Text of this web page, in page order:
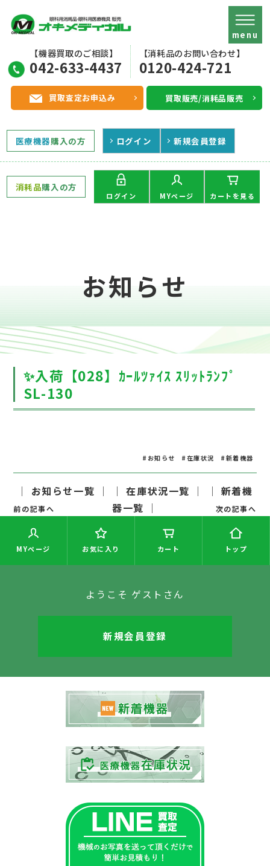
【機器買取のご相談】
042-633-4437
【消耗品のお問い合わせ】
0120-424-721
買取査定お申込み 買取販売/消耗品販売
menu
医療機器購入の方 ログイン 新規会員登録
消耗品購入の方
ログイン MYページ カートを見る
お知らせ
✨入荷【028】ｶｰﾙﾂｧｲｽ ｽﾘｯﾄﾗﾝﾌﾟ
SL-130
#お知らせ #在庫状況 #新着機器
前の記事へ 次の記事へ
│ お知らせ一覧 │ │ 在庫状況一覧 │
│ 新着機
器一覧 │
MYページ お気に入り カート トップ
ようこそ ゲストさん
新規会員登録